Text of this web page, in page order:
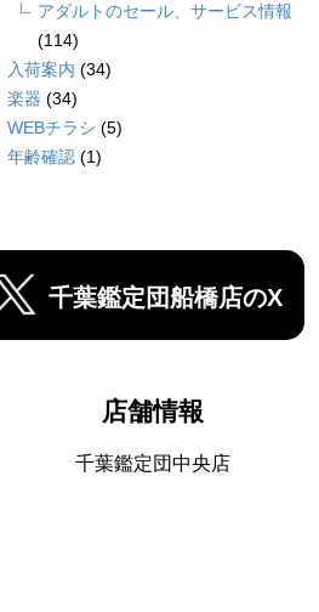
アダルトのセール、サービス情報
(114)
入荷案内 (34)
楽器 (34)
WEBチラシ (5)
年齢確認 (1)
千葉鑑定団船橋店のX
店舗情報
千葉鑑定団中央店